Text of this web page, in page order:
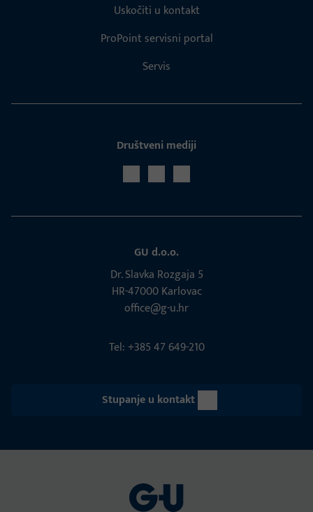
Uskočiti u kontakt
ProPoint servisni portal
Servis
Društveni mediji
GU d.o.o.
Dr. Slavka Rozgaja 5
HR-47000 Karlovac
office@g-u.hr
Tel: +385 47 649-210
Stupanje u kontakt